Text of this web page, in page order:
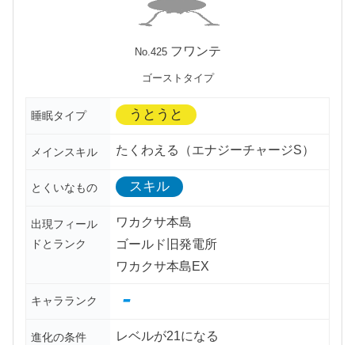
No.425フワンテ
ゴーストタイプ
睡眠タイプ うとうと
メインスキル たくわえる（エナジーチャージS）
とくいなもの スキル
出現フィール
ドとランク
ワカクサ本島
ゴールド旧発電所
ワカクサ本島EX
キャラランク -
進化の条件
レベルが21になる